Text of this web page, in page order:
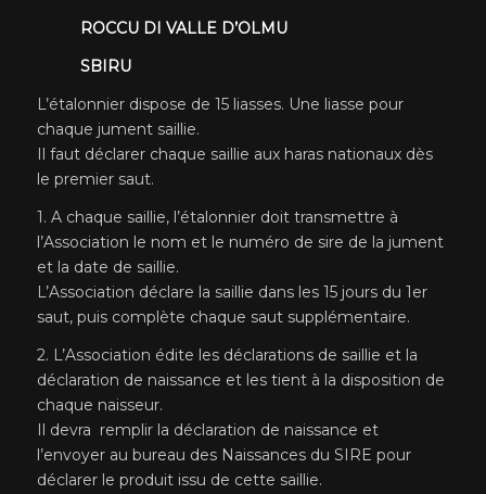
ROCCU DI VALLE D’OLMU
SBIRU
L’étalonnier dispose de 15 liasses. Une liasse pour
chaque jument saillie.
Il faut déclarer chaque saillie aux haras nationaux dès
le premier saut.
1. A chaque saillie, l’étalonnier doit transmettre à
l’Association le nom et le numéro de sire de la jument
et la date de saillie.
L’Association déclare la saillie dans les 15 jours du 1er
saut, puis complète chaque saut supplémentaire.
2. L’Association édite les déclarations de saillie et la
déclaration de naissance et les tient à la disposition de
chaque naisseur.
Il devra remplir la déclaration de naissance et
l’envoyer au bureau des Naissances du SIRE pour
déclarer le produit issu de cette saillie.